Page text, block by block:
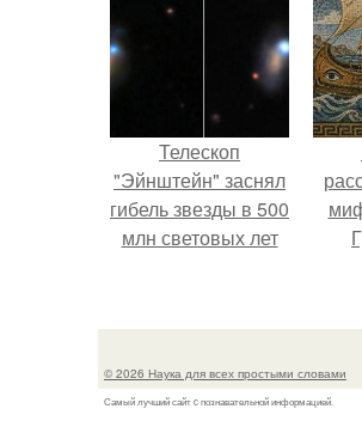
Телескоп
"Эйнштейн" заснял
гибель звезды в 500
млн световых лет
© 2026 Наука для всех простыми словами
Самый лучший сайт c познавательной информацией.